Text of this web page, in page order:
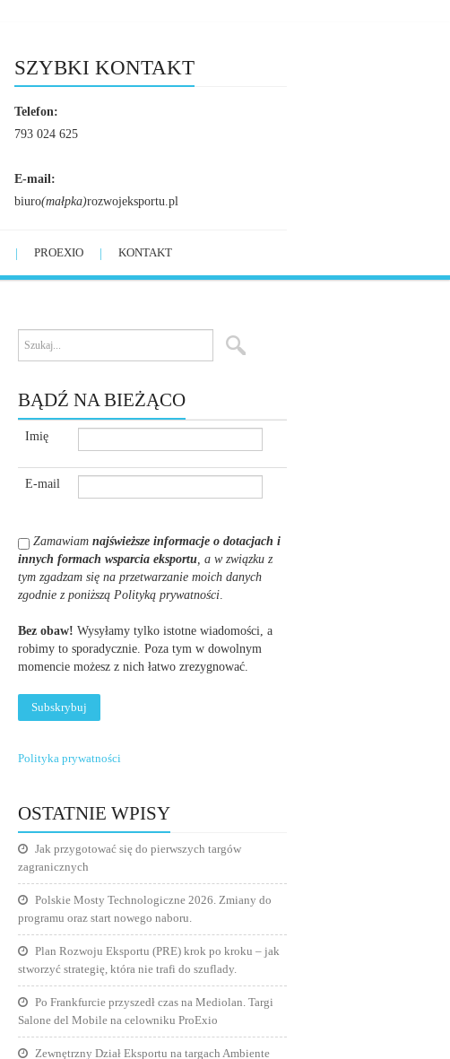
SZYBKI KONTAKT
Telefon:
793 024 625
E-mail:
biuro(małpka)rozwojeksportu.pl
PROEXIO KONTAKT
BĄDŹ NA BIEŻĄCO
Imię
E-mail
Zamawiam najświeższe informacje o dotacjach i
innych formach wsparcia eksportu, a w związku z
tym zgadzam się na przetwarzanie moich danych
zgodnie z poniższą Polityką prywatności.
Bez obaw! Wysyłamy tylko istotne wiadomości, a
robimy to sporadycznie. Poza tym w dowolnym
momencie możesz z nich łatwo zrezygnować.
Polityka prywatności
OSTATNIE WPISY
Jak przygotować się do pierwszych targów
zagranicznych
Polskie Mosty Technologiczne 2026. Zmiany do
programu oraz start nowego naboru.
Plan Rozwoju Eksportu (PRE) krok po kroku – jak
stworzyć strategię, która nie trafi do szuflady.
Po Frankfurcie przyszedł czas na Mediolan. Targi
Salone del Mobile na celowniku ProExio
Zewnętrzny Dział Eksportu na targach Ambiente